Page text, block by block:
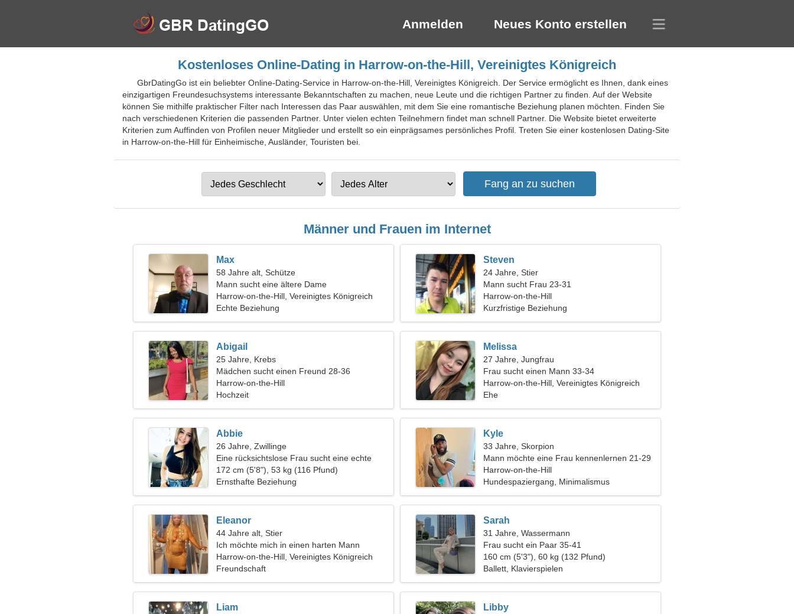
Anmelden Neues Konto erstellen
Kostenloses Online-Dating in Harrow-on-the-Hill, Vereinigtes Königreich
GbrDatingGo ist ein beliebter Online-Dating-Service in Harrow-on-the-Hill, Vereinigtes Königreich. Der Service ermöglicht es Ihnen, dank eines
einzigartigen Freundesuchsystems interessante Bekanntschaften zu machen, neue Leute und die richtigen Partner zu finden. Auf der Website
können Sie mithilfe praktischer Filter nach Interessen das Paar auswählen, mit dem Sie eine romantische Beziehung planen möchten. Finden Sie
nach verschiedenen Kriterien die passenden Partner. Unter vielen echten Teilnehmern findet man schnell Partner. Die Website bietet erweiterte
Kriterien zum Auffinden von Profilen neuer Mitglieder und erstellt so ein einprägsames persönliches Profil. Treten Sie einer kostenlosen Dating-Site
in Harrow-on-the-Hill für Einheimische, Ausländer, Touristen bei.
Männer und Frauen im Internet
Max
58 Jahre alt, Schütze
Mann sucht eine ältere Dame
Harrow-on-the-Hill, Vereinigtes Königreich
Echte Beziehung
Steven
24 Jahre, Stier
Mann sucht Frau 23-31
Harrow-on-the-Hill
Kurzfristige Beziehung
Abigail
25 Jahre, Krebs
Mädchen sucht einen Freund 28-36
Harrow-on-the-Hill
Hochzeit
Melissa
27 Jahre, Jungfrau
Frau sucht einen Mann 33-34
Harrow-on-the-Hill, Vereinigtes Königreich
Ehe
Abbie
26 Jahre, Zwillinge
Eine rücksichtslose Frau sucht eine echte
Beziehung
172 cm (5'8"), 53 kg (116 Pfund)
Ernsthafte Beziehung
Kyle
33 Jahre, Skorpion
Mann möchte eine Frau kennenlernen 21-29
Harrow-on-the-Hill
Hundespaziergang, Minimalismus
Eleanor
44 Jahre alt, Stier
Ich möchte mich in einen harten Mann
verlieben
Harrow-on-the-Hill, Vereinigtes Königreich
Freundschaft
Sarah
31 Jahre, Wassermann
Frau sucht ein Paar 35-41
160 cm (5'3"), 60 kg (132 Pfund)
Ballett, Klavierspielen
Liam Libby